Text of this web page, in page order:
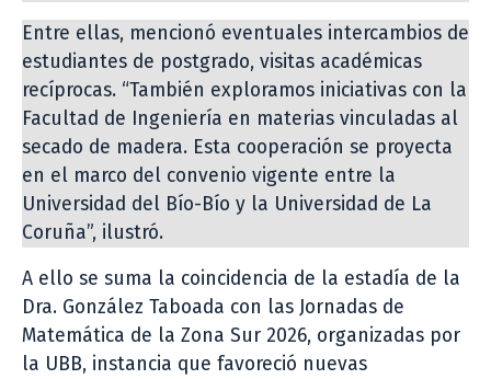
Entre ellas, mencionó eventuales intercambios de
estudiantes de postgrado, visitas académicas
recíprocas. “También exploramos iniciativas con la
Facultad de Ingeniería en materias vinculadas al
secado de madera. Esta cooperación se proyecta
en el marco del convenio vigente entre la
Universidad del Bío-Bío y la Universidad de La
Coruña”, ilustró.
A ello se suma la coincidencia de la estadía de la
Dra. González Taboada con las Jornadas de
Matemática de la Zona Sur 2026, organizadas por
la UBB, instancia que favoreció nuevas